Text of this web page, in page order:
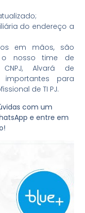
do endereço a
em mãos, são
nosso time de
Alvará de
para
de TI PJ.
com um
e entre em